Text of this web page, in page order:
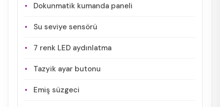
Dokunmatik kumanda paneli
Su seviye sensörü
7 renk LED aydınlatma
Tazyik ayar butonu
Emiş süzgeci